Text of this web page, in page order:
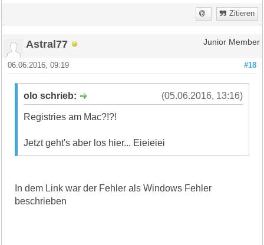
Zitieren
Astral77 Junior Member
#18
06.06.2016, 09:19
(05.06.2016, 13:16)
olo schrieb:
Registries am Mac?!?!
Jetzt geht's aber los hier... Eieieiei
In dem Link war der Fehler als Windows Fehler
beschrieben